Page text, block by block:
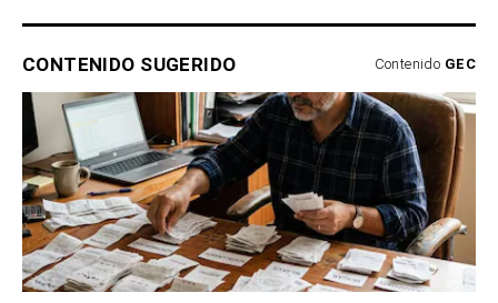
CONTENIDO SUGERIDO Contenido GEC